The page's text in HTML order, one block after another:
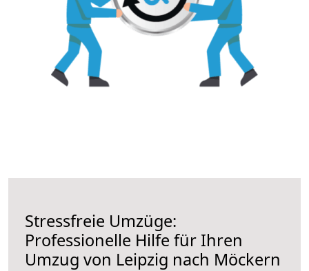
Stressfreie Umzüge:
Professionelle Hilfe für Ihren
Umzug von Leipzig nach Möckern